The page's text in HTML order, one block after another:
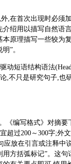
,在首次出现时必须
绍用以描写自然语
原理描写一些较为
”。
动短语结构语法
论,不只是研究句子,
《编写格式》对摘要
超过200～300字;外
放在引言或注释中
方括弧标记”。这